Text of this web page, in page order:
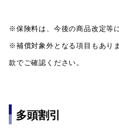
※保険料は、今後の商品改定等
※補償対象外となる項目もあり
款でご確認ください。
多頭割引